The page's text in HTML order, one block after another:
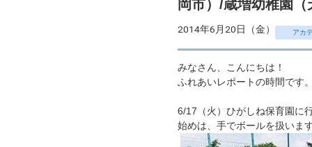
岡市）/蔵増幼稚園（
2014年6月20日（金） アカ
みなさん、こんにちは！
ふれあいレポートの時間です
6/17（火）ひがしね保育園に
始めは、手でボールを扱いま